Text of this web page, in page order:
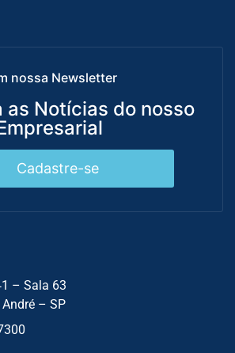
nossa Newsletter
as Notícias do nosso
Cadastre-se
– Sala 63
– SP